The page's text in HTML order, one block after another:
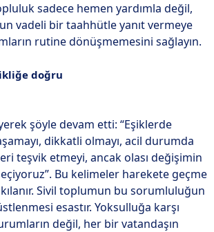
sadece hemen yardımla değil,
vadeli bir taahhütle yanıt vermeye
rutine dönüşmemesini sağlayın.
doğru
şöyle devam etti: “Eşiklerde
dikkatli olmayı, acil durumda
teşvik etmeyi, ancak olası değişimin
Bu kelimeler harekete geçme
Sivil toplumun bu sorumluluğun
esastır. Yoksulluğa karşı
değil, her bir vatandaşın